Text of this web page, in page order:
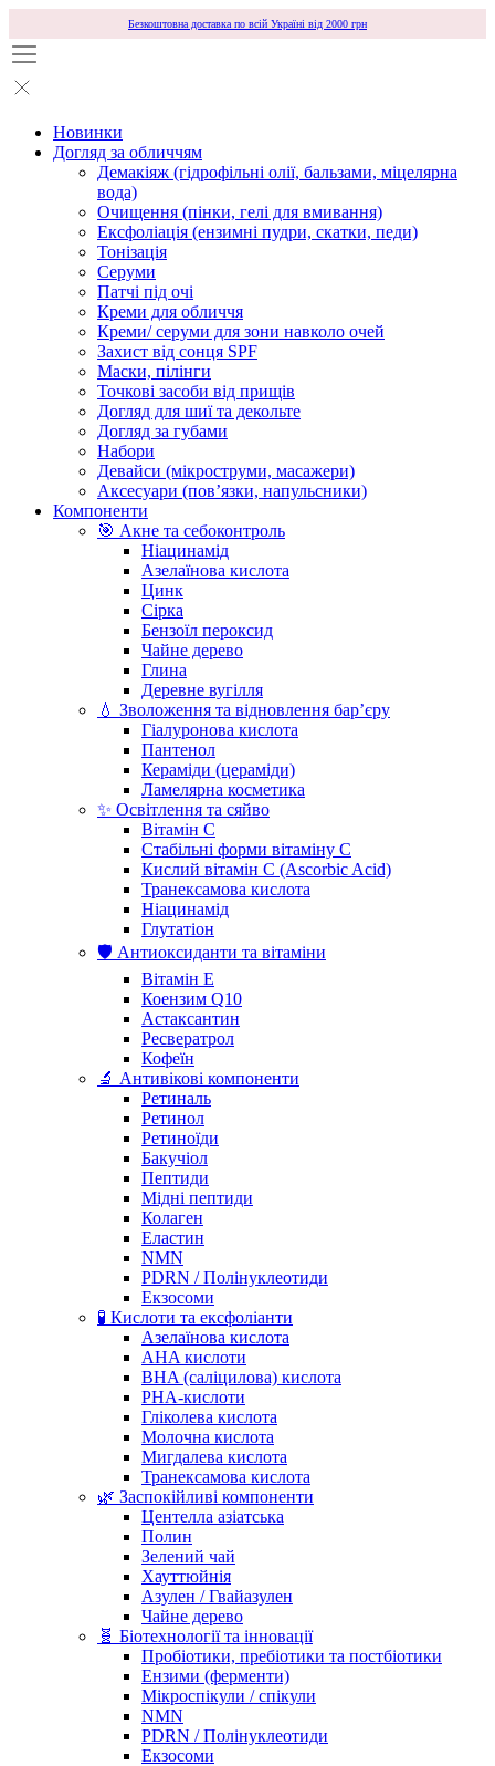
Безкоштовна доставка по всій Україні від 2000 грн
Новинки
Догляд за обличчям
Демакіяж (гідрофільні олії, бальзами, міцелярна
вода)
Очищення (пінки, гелі для вмивання)
Ексфоліація (ензимні пудри, скатки, педи)
Тонізація
Серуми
Патчі під очі
Креми для обличчя
Креми/ серуми для зони навколо очей
Захист від сонця SPF
Маски, пілінги
Точкові засоби від прищів
Догляд для шиї та декольте
Догляд за губами
Набори
Девайси (мікроструми, масажери)
Аксесуари (повʼязки, напульсники)
Компоненти
🎯 Акне та себоконтроль
Ніацинамід
Азелаїнова кислота
Цинк
Сірка
Бензоїл пероксид
Чайне дерево
Глина
Деревне вугілля
💧 Зволоження та відновлення бар’єру
Гіалуронова кислота
Пантенол
Кераміди (цераміди)
Ламелярна косметика
✨ Освітлення та сяйво
Вітамін С
Стабільні форми вітаміну С
Кислий вітамін С (Ascorbic Acid)
Транексамова кислота
Ніацинамід
Глутатіон
🛡️ Антиоксиданти та вітаміни
Вітамін Е
Коензим Q10
Астаксантин
Ресвератрол
Кофеїн
🔬 Антивікові компоненти
Ретиналь
Ретинол
Ретиноїди
Бакучіол
Пептиди
Мідні пептиди
Колаген
Еластин
NMN
PDRN / Полінуклеотиди
Екзосоми
🧪 Кислоти та ексфоліанти
Азелаїнова кислота
AHA кислоти
BHA (саліцилова) кислота
PHA-кислоти
Гліколева кислота
Молочна кислота
Мигдалева кислота
Транексамова кислота
🌿 Заспокійливі компоненти
Центелла азіатська
Полин
Зелений чай
Хауттюйнія
Азулен / Гвайазулен
Чайне дерево
🧬 Біотехнології та інновації
Пробіотики, пребіотики та постбіотики
Ензими (ферменти)
Мікроспікули / спікули
NMN
PDRN / Полінуклеотиди
Екзосоми